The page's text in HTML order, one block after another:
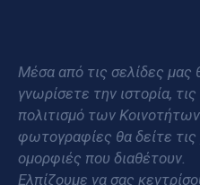
Μέσα από τις σελίδες μας
γνωρίσετε την ιστορία,
πολιτισμό των
φωτογραφίες θα δείτε τις
ομορφιές που διαθέτουν.
Ελπίζουμε να σας